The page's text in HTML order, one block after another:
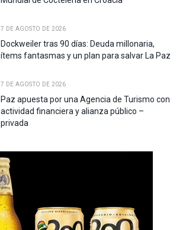
7 DE AGOSTO DE 2026
Dockweiler tras 90 días: Deuda millonaria,
ítems fantasmas y un plan para salvar La Paz
7 DE AGOSTO DE 2026
Paz apuesta por una Agencia de Turismo con
actividad financiera y alianza público –
privada